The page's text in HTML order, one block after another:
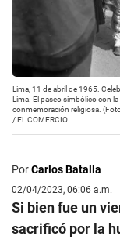
Lima, 11 de abril de 1965.
Lima. El paseo simbólico con
conmemoración religiosa.
/EL COMERCIO
PorCarlos Batalla
02/04/2023, 06:06 a.m.
Si bien fue un
sacrificó por la